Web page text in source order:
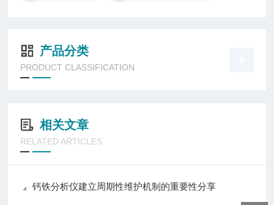
产品分类
PRODUCT CLASSIFICATION
相关文章
RELATED ARTICLES
钙铁分析仪建立周期性维护机制的重要性分享